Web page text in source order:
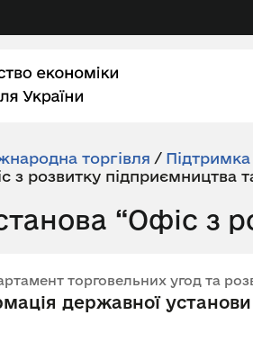
торгівля /
з розвитку підприємництва
“Офіс з
торговельних угод та
державної